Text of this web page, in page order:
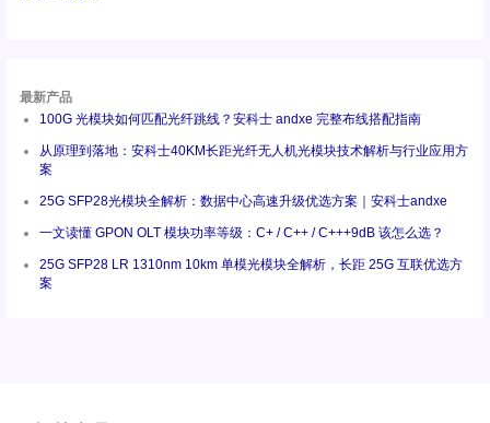
最新产品
100G 光模块如何匹配光纤跳线？安科士 andxe 完整布线搭配指南
从原理到落地：安科士40KM长距光纤无人机光模块技术解析与行业应用方
案
25G SFP28光模块全解析：数据中心高速升级优选方案｜安科士andxe
一文读懂 GPON OLT 模块功率等级：C+ / C++ / C+++9dB 该怎么选？
25G SFP28 LR 1310nm 10km 单模光模块全解析，长距 25G 互联优选方
案